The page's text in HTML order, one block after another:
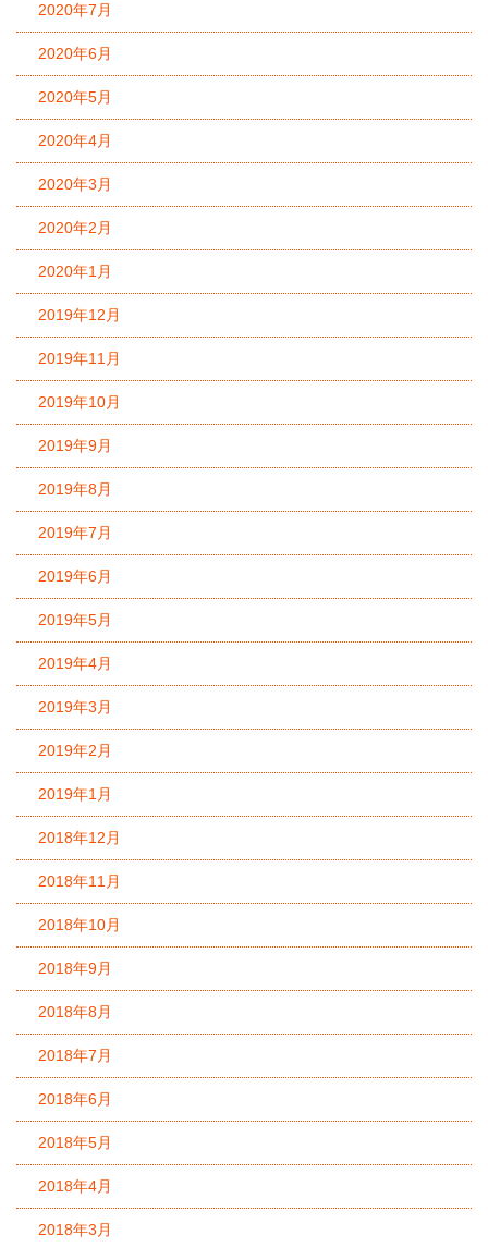
2020年7月
2020年6月
2020年5月
2020年4月
2020年3月
2020年2月
2020年1月
2019年12月
2019年11月
2019年10月
2019年9月
2019年8月
2019年7月
2019年6月
2019年5月
2019年4月
2019年3月
2019年2月
2019年1月
2018年12月
2018年11月
2018年10月
2018年9月
2018年8月
2018年7月
2018年6月
2018年5月
2018年4月
2018年3月